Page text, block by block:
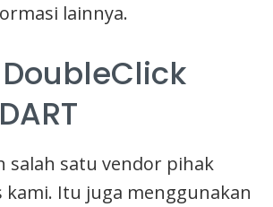
lainnya.
salah satu vendor pihak
kami. Itu juga menggunakan